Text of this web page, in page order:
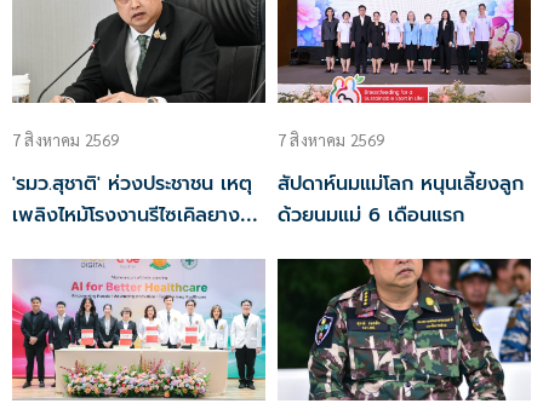
7 สิงหาคม 2569
'รมว.สุชาติ' ห่วงประชาชน เหตุ
เพลิงไหม้โรงงานรีไซเคิลยาง
อากาศเข้ม-แจ้งเตือนประชาชน
ใกล้ชิด
7 สิงหาคม 2569
สัปดาห์นมแม่โลก หนุนเลี้ยงลูก
ด้วยนมแม่ 6 เดือนแรก